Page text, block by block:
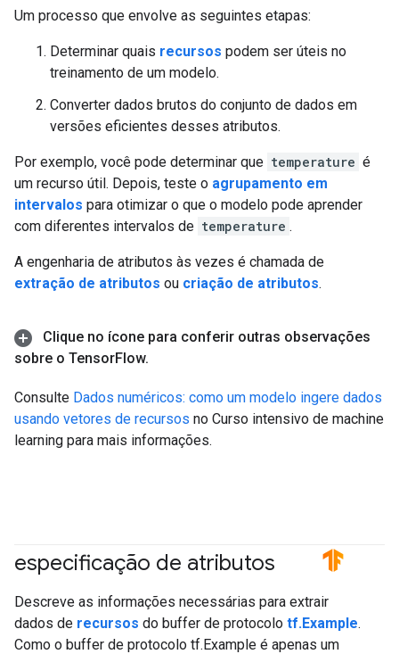
Um processo que envolve as seguintes etapas:
Determinar quais recursos podem ser úteis no
treinamento de um modelo.
Converter dados brutos do conjunto de dados em
versões eficientes desses atributos.
Por exemplo, você pode determinar que temperature é
um recurso útil. Depois, teste o agrupamento em
intervalos para otimizar o que o modelo pode aprender
com diferentes intervalos de temperature .
A engenharia de atributos às vezes é chamada de
extração de atributos ou criação de atributos.
Clique no ícone para conferir outras observações
sobre o TensorFlow.
Consulte Dados numéricos: como um modelo ingere dados
usando vetores de recursos no Curso intensivo de machine
learning para mais informações.
especificação de atributos #TensorFlow
Descreve as informações necessárias para extrair
dados de recursos do buffer de protocolo tf.Example.
Como o buffer de protocolo tf.Example é apenas um